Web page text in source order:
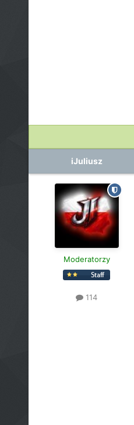
iJuliusz
Moderatorzy
114